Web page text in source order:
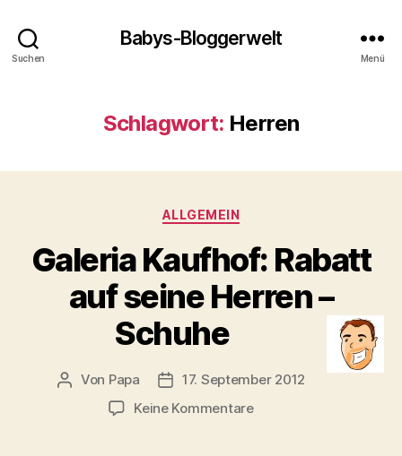
Suchen
Babys-Bloggerwelt
Menü
Schlagwort: Herren
Kategorien
ALLGEMEIN
Galeria Kaufhof: Rabatt
auf seine Herren –
Schuhe
Beitragsautor
Von Papa Veröffentlichungsdatum
17. September 2012
Keine Kommentarezu